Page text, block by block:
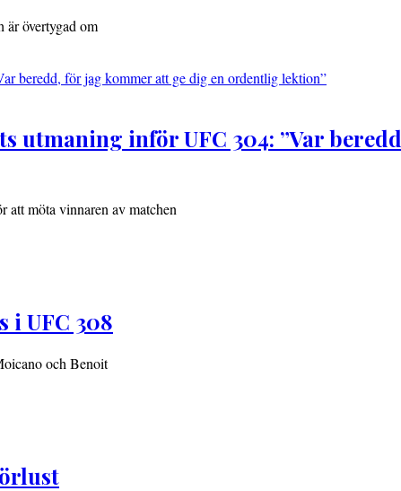
är övertygad om
utmaning inför UFC 304: ”Var
möta vinnaren av matchen
i UFC 308
och Benoit